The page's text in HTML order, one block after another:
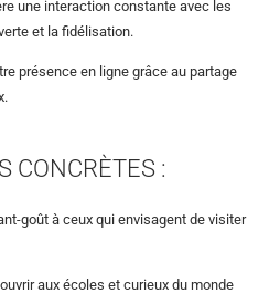
une interaction constante avec les
et la fidélisation.
présence en ligne grâce au partage
CONCRÈTES :
goût à ceux qui envisagent de visiter
aux écoles et curieux du monde